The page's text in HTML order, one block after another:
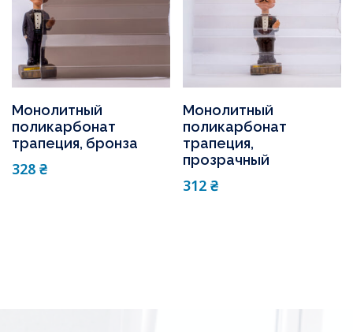
Монолитный
поликарбонат
трапеция, бронза
328 ₴
Монолитный
поликарбонат
трапеция,
прозрачный
312₴